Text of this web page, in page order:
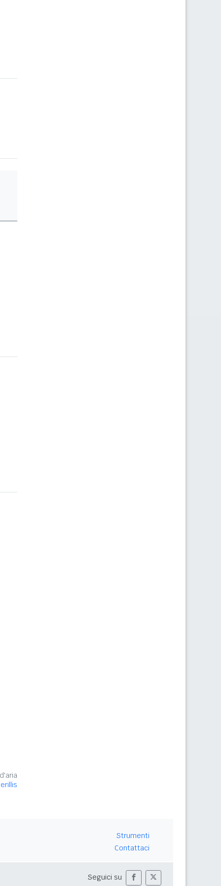
Strumenti
Contattaci
Seguici su